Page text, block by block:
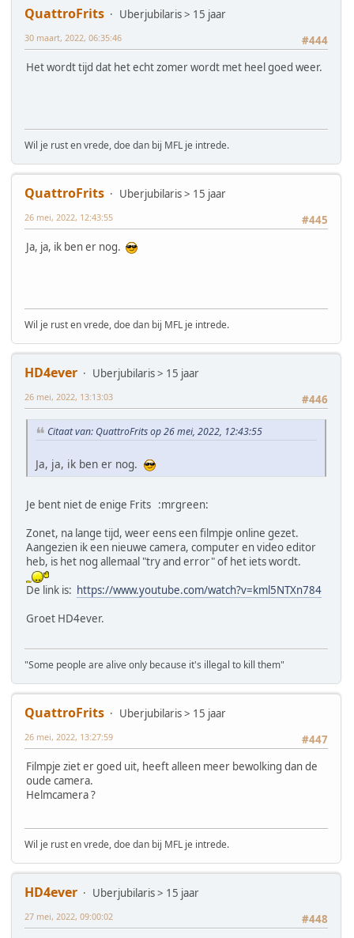
QuattroFrits
Uberjubilaris > 15 jaar
#444
30 maart, 2022, 06:35:46
Het wordt tijd dat het echt zomer wordt met heel goed weer.
Wil je rust en vrede, doe dan bij MFL je intrede.
QuattroFrits
Uberjubilaris > 15 jaar
#445
26 mei, 2022, 12:43:55
Ja, ja, ik ben er nog.
Wil je rust en vrede, doe dan bij MFL je intrede.
HD4ever
Uberjubilaris > 15 jaar
#446
26 mei, 2022, 13:13:03
Citaat van: QuattroFrits op 26 mei, 2022, 12:43:55
Ja, ja, ik ben er nog.
Je bent niet de enige Frits :mrgreen:
Zonet, na lange tijd, weer eens een filmpje online gezet.
Aangezien ik een nieuwe camera, computer en video editor
heb, is het nog allemaal "try and error" of het iets wordt.
De link is: https://www.youtube.com/watch?v=kml5NTXn784
Groet HD4ever.
"Some people are alive only because it's illegal to kill them"
QuattroFrits
Uberjubilaris > 15 jaar
#447
26 mei, 2022, 13:27:59
Filmpje ziet er goed uit, heeft alleen meer bewolking dan de
oude camera.
Helmcamera ?
Wil je rust en vrede, doe dan bij MFL je intrede.
HD4ever
Uberjubilaris > 15 jaar
#448
27 mei, 2022, 09:00:02